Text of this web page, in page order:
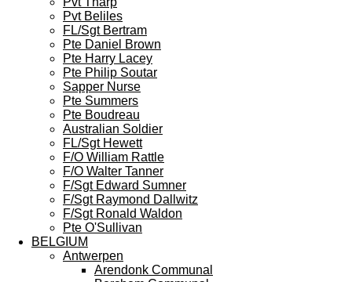
Pvt Beliles
FL/Sgt Bertram
Pte Daniel Brown
Pte Harry Lacey
Pte Philip Soutar
Sapper Nurse
Pte Summers
Pte Boudreau
Australian Soldier
FL/Sgt Hewett
F/O William Rattle
F/O Walter Tanner
F/Sgt Edward Sumner
F/Sgt Raymond Dallwitz
F/Sgt Ronald Waldon
Pte O'Sullivan
BELGIUM
Antwerpen
Arendonk Communal